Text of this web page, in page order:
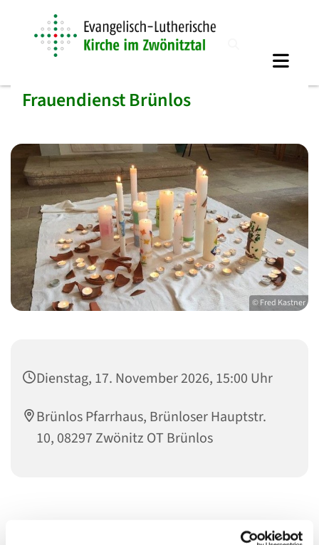
Frauendienst Brünlos
© Fred Kastner
Dienstag, 17. November 2026, 15:00 Uhr
Brünlos Pfarrhaus, Brünloser Hauptstr.
10, 08297 Zwönitz OT Brünlos